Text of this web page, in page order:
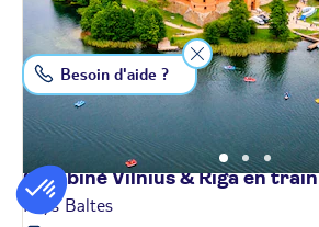
Combiné Vilnius & Riga entrain
Pays Baltes
Besoin d'aide ?